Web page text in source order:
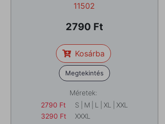
11502
2790
Kosárba
Megtekintés
Méretek:
2790 Ft S M L XL
XXL
3290 Ft XXXL